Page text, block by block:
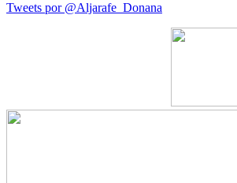
Tweets por @Aljarafe_Donana